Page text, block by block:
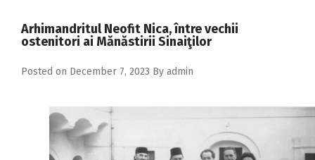
2017
Arhimandritul Neofit Nica, între vechii
ostenitori ai Mănăstirii Sinaiţilor
Posted on December 7, 2023 By admin